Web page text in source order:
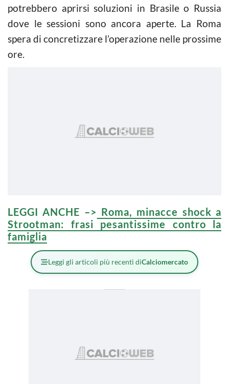
potrebbero aprirsi soluzioni in Brasile o Russia
dove le sessioni sono ancora aperte. La Roma
spera di concretizzare l’operazione nelle prossime
ore.
LEGGI ANCHE –> Roma, minacce shock a
Strootman: frasi pesantissime contro la
famiglia
Leggi gli articoli più recenti diCalciomercato